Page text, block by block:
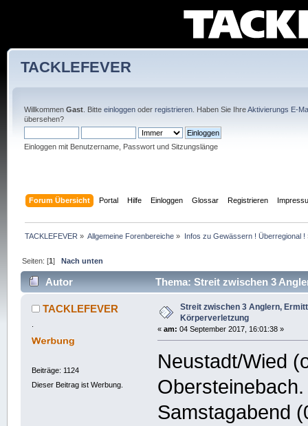
TACKLEFEVER
Willkommen Gast. Bitte einloggenoder registrieren. Haben Sie IhreAktivierungs E-
übersehen?
Einloggen mit Benutzername, Passwort und Sitzungslänge
Forum Übersicht Portal Hilfe Einloggen Glossar Registrieren
TACKLEFEVER » Allgemeine Forenbereiche » Infos zu Gewässern ! Überregional !
Seiten: [1]Nach unten
Autor Thema: Streit zwischen 3
TACKLEFEVER
Beiträge: 1124
Dieser Beitrag ist Werbung.
Streit zwischen 3 Anglern,
Körperverletzung
«am: 04 September 2017, 16:01:38 »
Neustadt/Wied
Samstagabend